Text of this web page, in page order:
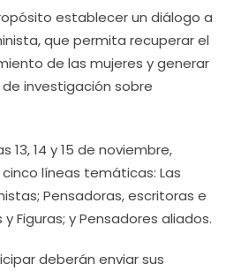
establecer un diálogo a
que permita recuperar el
de las mujeres y generar
investigación sobre
13, 14 y 15 de noviembre,
líneas temáticas: Las
Pensadoras, escritoras e
Figuras; y Pensadores aliados.
deberán enviar sus